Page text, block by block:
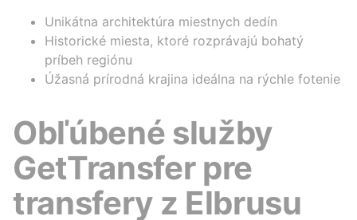
Unikátna architektúra miestnych dedín
Historické miesta, ktoré rozprávajú bohatý
príbeh regiónu
Úžasná prírodná krajina ideálna na rýchle fotenie
Obľúbené služby
GetTransfer pre
transfery z Elbrusu